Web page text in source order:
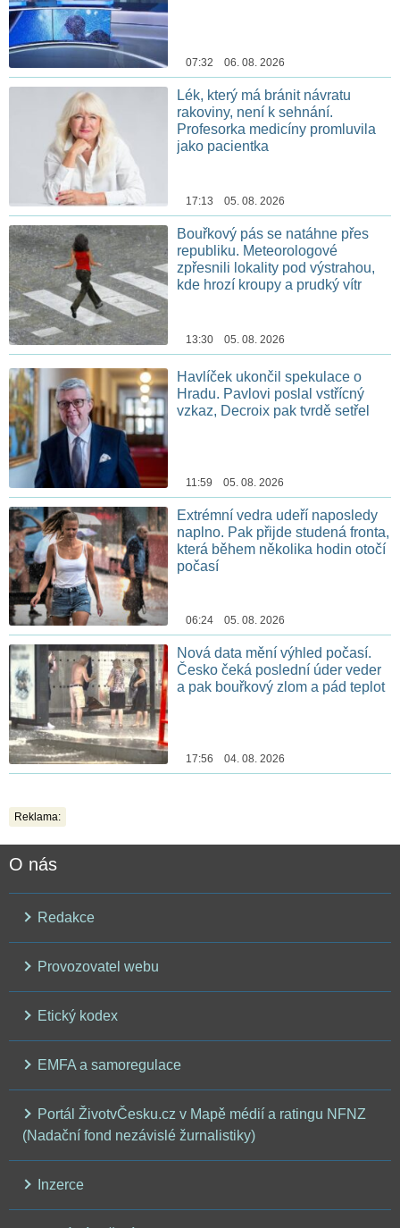
07:32 06. 08. 2026
Lék, který má bránit návratu
rakoviny, není k sehnání.
Profesorka medicíny promluvila
jako pacientka
17:13 05. 08. 2026
Bouřkový pás se natáhne přes
republiku. Meteorologové
zpřesnili lokality pod výstrahou,
kde hrozí kroupy a prudký vítr
13:30 05. 08. 2026
Havlíček ukončil spekulace o
Hradu. Pavlovi poslal vstřícný
vzkaz, Decroix pak tvrdě setřel
11:59 05. 08. 2026
Extrémní vedra udeří naposledy
naplno. Pak přijde studená fronta,
která během několika hodin otočí
počasí
06:24 05. 08. 2026
Nová data mění výhled počasí.
Česko čeká poslední úder veder
a pak bouřkový zlom a pád teplot
17:56 04. 08. 2026
Reklama:
O nás
Redakce
Provozovatel webu
Etický kodex
EMFA a samoregulace
Portál ŽivotvČesku.cz v Mapě médií a ratingu NFNZ
(Nadační fond nezávislé žurnalistiky)
Inzerce